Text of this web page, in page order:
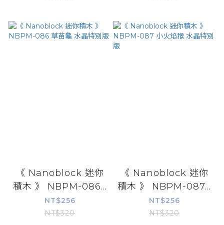
《 Nanoblock 迷你
積木 》 NBPM-086...
NT$256
NT$320
《 Nanoblock 迷你
積木 》 NBPM-087...
NT$256
NT$320